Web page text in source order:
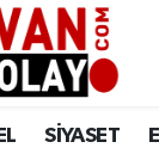
SİYASET